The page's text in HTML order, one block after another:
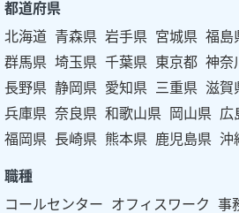
都道府県
北海道 青森県 岩手県 宮城県 福島
群馬県 埼玉県 千葉県 東京都 神奈
長野県 静岡県 愛知県 三重県 滋賀
兵庫県 奈良県 和歌山県 岡山県 広
福岡県 長崎県 熊本県 鹿児島県 沖
職種
コールセンター
オフィスワーク 事